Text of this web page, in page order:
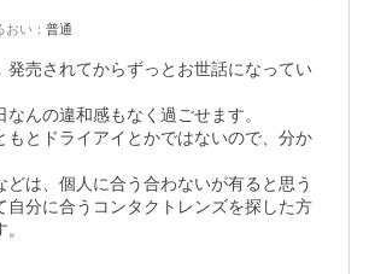
おい ： 普通
発売されてからずっとお世話になってい
んの違和感もなく過ごせます。
もとドライアイとかではないので、分か
どは、個人に合う合わないが有ると思う
自分に合うコンタクトレンズを探した方